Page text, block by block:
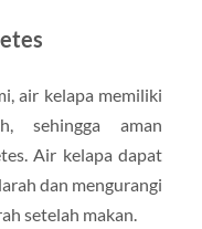
air kelapa memiliki
sehingga aman
Air kelapa dapat
dan mengurangi
setelah makan.